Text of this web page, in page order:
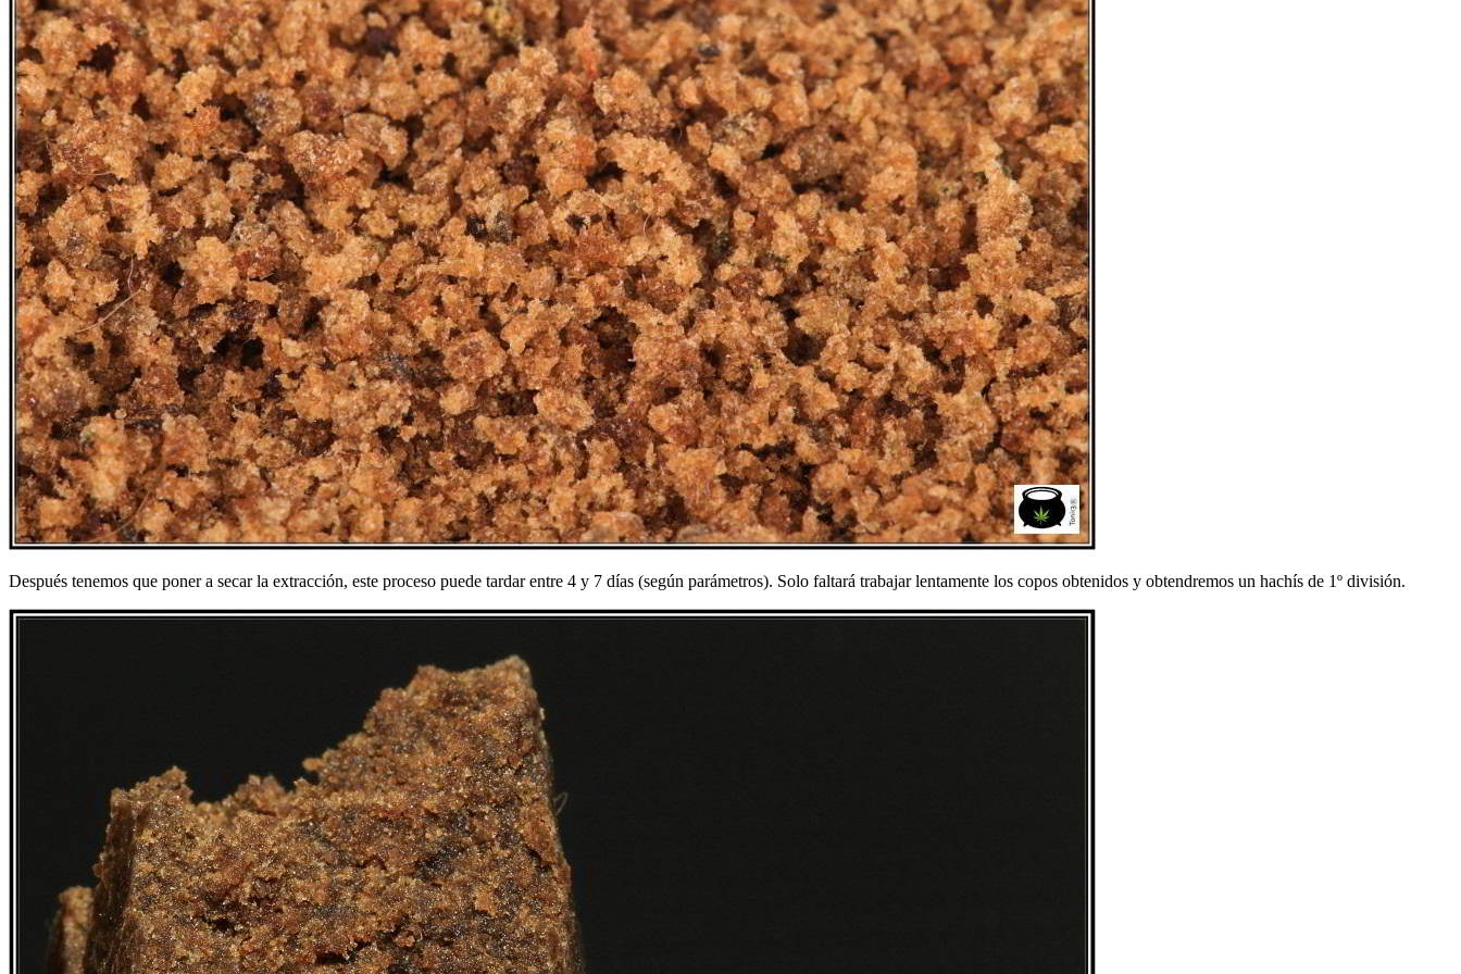
Después tenemos que poner a secar la extracción, este proceso puede tardar entre 4 y 7 días (según parámetros). Solo faltará trabajar lentamente los copos obtenidos y obtendremos un hachís de 1º división.